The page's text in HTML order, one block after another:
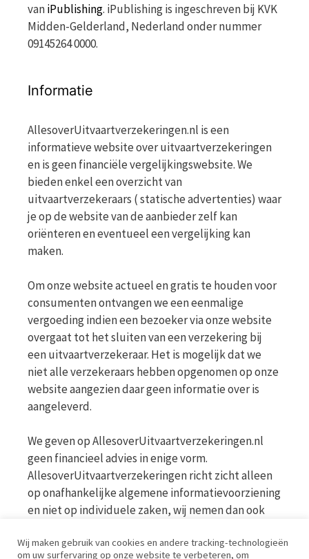
vaniPublishing. iPublishing is ingeschreven bij KVK
Midden-Gelderland, Nederland onder nummer
09145264 0000.
Informatie
AllesoverUitvaartverzekeringen.nl is een
informatieve website over uitvaartverzekeringen
en is geen financiële vergelijkingswebsite. We
bieden enkel een overzicht van
uitvaartverzekeraars ( statische advertenties) waar
je op de website van de aanbieder zelf kan
oriënteren en eventueel een vergelijking kan
maken.
Om onze website actueel en gratis te houden voor
consumenten ontvangen we een eenmalige
vergoeding indien een bezoeker via onze website
overgaat tot het sluiten van een verzekering bij
een uitvaartverzekeraar. Het is mogelijk dat we
niet alle verzekeraars hebben opgenomen op onze
website aangezien daar geen informatie over is
aangeleverd.
We geven op AllesoverUitvaartverzekeringen.nl
geen financieel advies in enige vorm.
AllesoverUitvaartverzekeringen richt zicht alleen
op onafhankelijke algemene informatievoorziening
en niet op individuele zaken, wij nemen dan ook
voor meer informatie op de website van de AFM
Wij maken gebruik van cookies en andere tracking-technologieën
om uw surfervaring op onze website te verbeteren, om